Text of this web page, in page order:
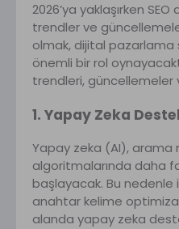
2026’ya yaklaşırken
trendler ve
olmak, dijital
önemli bir rol
trendleri, güncellemeler
1. Yapay Zeka
Yapay zeka (AI), arama
algoritmalarında daha
başlayacak. Bu
anahtar kelime
alanda yapay zeka